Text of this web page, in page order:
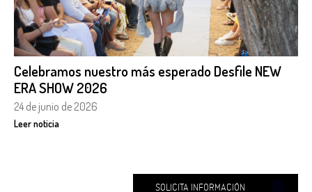
Celebramos nuestro más esperado Desfile NEW
ERA SHOW 2026
24 de junio de 2026
Leer noticia
SOLICITA INFORMACIÓN